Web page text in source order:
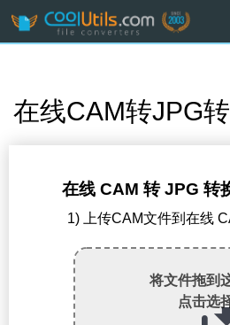
在线CAM转JPG
在线 CAM 转 JPG 转
1) 上传CAM文件到在线
将文件拖到
点击选